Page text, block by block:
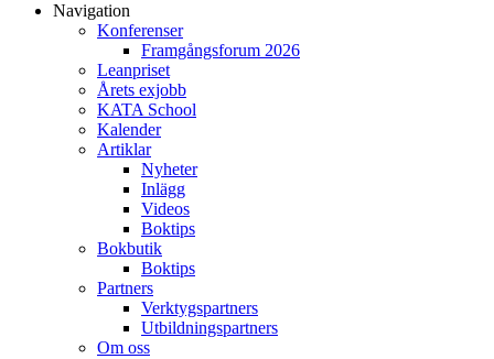
Navigation
Konferenser
Framgångsforum 2026
Leanpriset
Årets exjobb
KATA School
Kalender
Artiklar
Nyheter
Inlägg
Videos
Boktips
Bokbutik
Boktips
Partners
Verktygspartners
Utbildningspartners
Om oss